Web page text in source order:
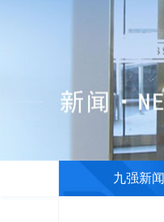
九强新闻